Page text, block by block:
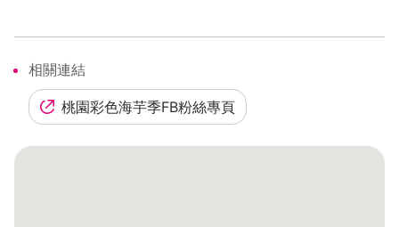
相關連結
桃園彩色海芋季FB粉絲專頁